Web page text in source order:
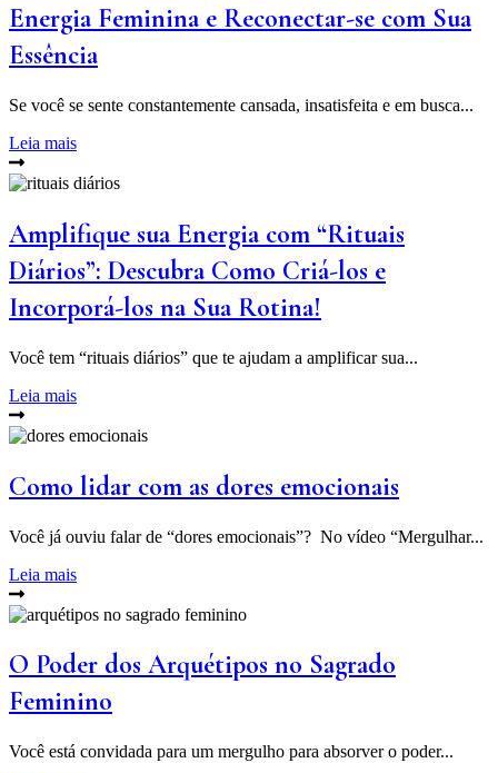
Energia Feminina e Reconectar-se com Sua
Essência
Se você se sente constantemente cansada, insatisfeita e em busca...
Leia mais
Amplifique sua Energia com “Rituais
Diários”: Descubra Como Criá-los e
Incorporá-los na Sua Rotina!
Você tem “rituais diários” que te ajudam a amplificar sua...
Leia mais
Como lidar com as dores emocionais
Você já ouviu falar de “dores emocionais”? No vídeo “Mergulhar...
Leia mais
O Poder dos Arquétipos no Sagrado
Feminino
Você está convidada para um mergulho para absorver o poder...